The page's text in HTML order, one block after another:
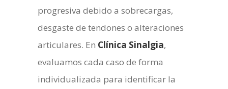
progresiva debido a sobrecargas,
desgaste de tendones o alteraciones
articulares. En Clínica Sinalgia,
evaluamos cada caso de forma
individualizada para identificar la